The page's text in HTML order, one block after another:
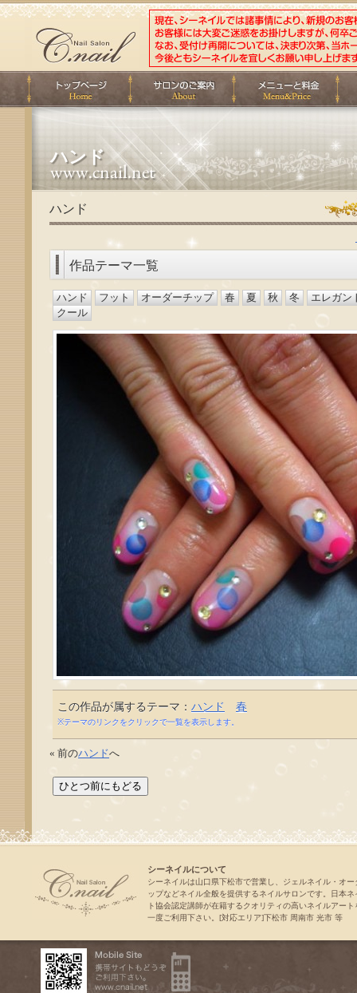
ハンド
ハンド
作品テーマ一覧
ハンド フット オーダーチップ 春 夏 秋 冬
エレガン
クール
この作品が属するテーマ： ハンド 春
※テーマのリンクをクリックで一覧を表示します。
« 前のハンドへ
シーネイルについて
シーネイルは山口県下松市で営業し、ジェルネイル・オー
ップなどネイル全般を提供するネイルサロンです。日本ネ
ト協会認定講師が在籍するクオリティの高いネイルアート
一度ご利用下さい。[対応エリア]下松市 周南市 光市 等